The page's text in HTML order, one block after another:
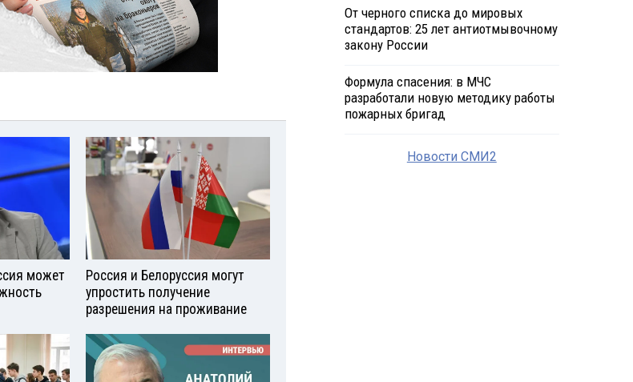
может
Россия и Белоруссия могут
упростить получение
разрешения на проживание
От черного списка до мировых
стандартов: 25 лет антиотмывочному
закону России
Формула спасения: в МЧС
разработали новую методику работы
пожарных бригад
Новости СМИ2